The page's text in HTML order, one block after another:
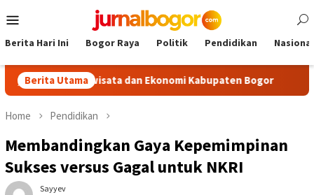
to
Menu
Berita Hari Ini Bogor Raya Politik Pendidikan Nasional
Berita Utama
dan Ekonomi Kabupaten Bogor Tour Malasari
Home Pendidikan
Membandingkan Gaya Kepemimpinan
Sukses versus Gagal untuk NKRI
Sayyev